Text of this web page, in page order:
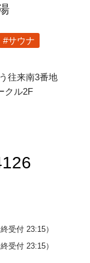
#サウナ
往来南3番地
クル2F
終受付 23:15）
終受付 23:15）